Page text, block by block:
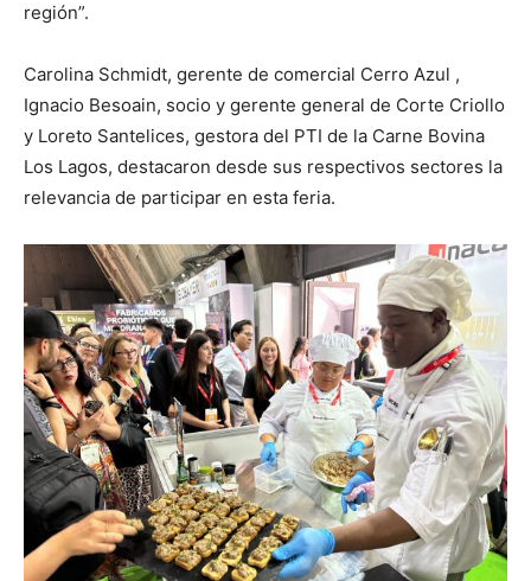
región”.
Carolina Schmidt, gerente de comercial Cerro Azul ,
Ignacio Besoain, socio y gerente general de Corte Criollo
y Loreto Santelices, gestora del PTI de la Carne Bovina
Los Lagos, destacaron desde sus respectivos sectores la
relevancia de participar en esta feria.